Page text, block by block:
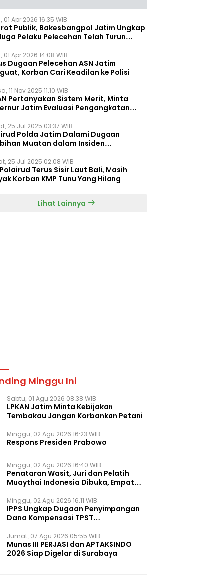
01 Apr 2026 16:35 WIB
Publik, Bakesbangpol Jatim Ungkap
Pelaku Pelecehan Telah Turun
01 Apr 2026 14:08 WIB
Dugaan Pelecehan ASN Jatim
Korban Cari Keadilan ke Polisi
11 Nov 2025 11:10 WIB
Pertanyakan Sistem Merit, Minta
Jatim Evaluasi Pengangkatan
25 Jul 2025 03:37 WIB
Polda Jatim Dalami Dugaan
Muatan dalam Insiden
25 Jul 2025 02:08 WIB
Terus Sisir Laut Bali, Masih
Korban KMP Tunu Yang Hilang
Lihat Lainnya
Minggu Ini
Sabtu, 01 Agu 2026 08:38 WIB
LPKAN Jatim Minta Kebijakan
Tembakau Jangan Korbankan Petani
Minggu, 02 Agu 2026 16:23 WIB
Respons Presiden Prabowo
Minggu, 02 Agu 2026 16:40 WIB
Penataran Wasit, Juri dan Pelatih
Muaythai Indonesia Dibuka, Empat
Minggu, 02 Agu 2026 16:11 WIB
IPPS Ungkap Dugaan Penyimpangan
Dana Kompensasi TPST
Jumat, 07 Agu 2026 05:55 WIB
Munas III PERJASI dan APTAKSINDO
2026 Siap Digelar di Surabaya